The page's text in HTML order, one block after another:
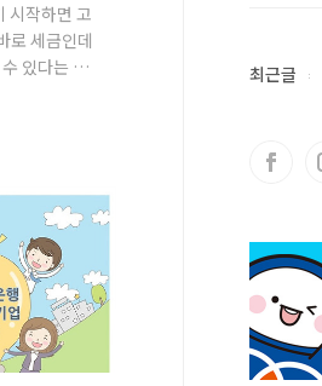
시작하면 고
로 세금인데
있다는 것
다 보면 적
원제도에는
창업기업을
를 알아보겠
세액감면 - 대
외의 지역에
보육센터 사
처기업확인
최근글